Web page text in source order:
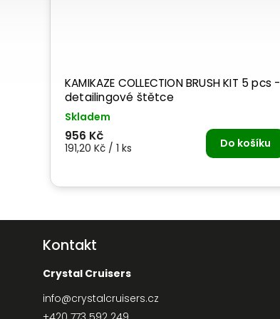
KAMIKAZE COLLECTION BRUSH KIT 5 pcs -
detailingové štětce
Skladem
956 Kč
191,20 Kč / 1 ks Do košíku
Kontakt
Crystal Cruisers
info@crystalcruisers.cz